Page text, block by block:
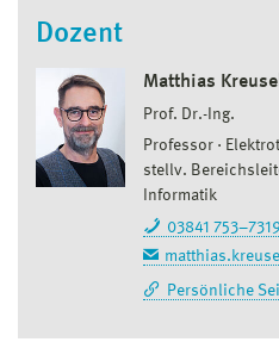
Dozent
Matthias
Prof. Dr.-Ing.
Professor
stellv.
Informatik
03841
Persönliche